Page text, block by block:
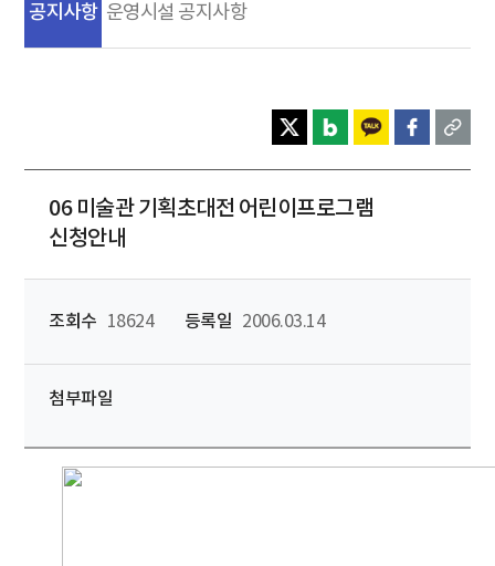
공지사항 운영시설 공지사항
06 미술관 기획초대전 어린이프로그램
신청안내
조회수 18624 등록일 2006.03.14
첨부파일